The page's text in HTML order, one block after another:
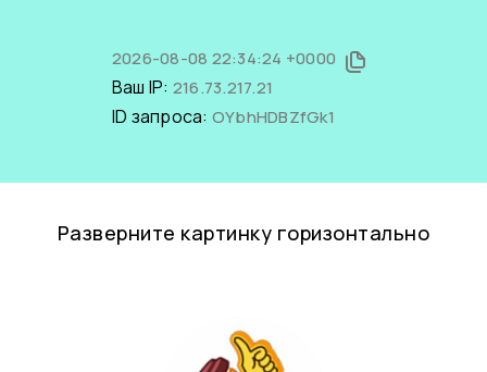
2026-08-08 22:34:24 +0000
Ваш IP: 216.73.217.21
ID запроса: OYbhHDBZfGk1
Разверните картинку горизонтально